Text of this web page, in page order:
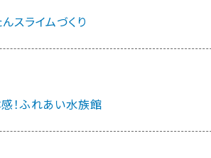
スライムづくり
！ふれあい水族館